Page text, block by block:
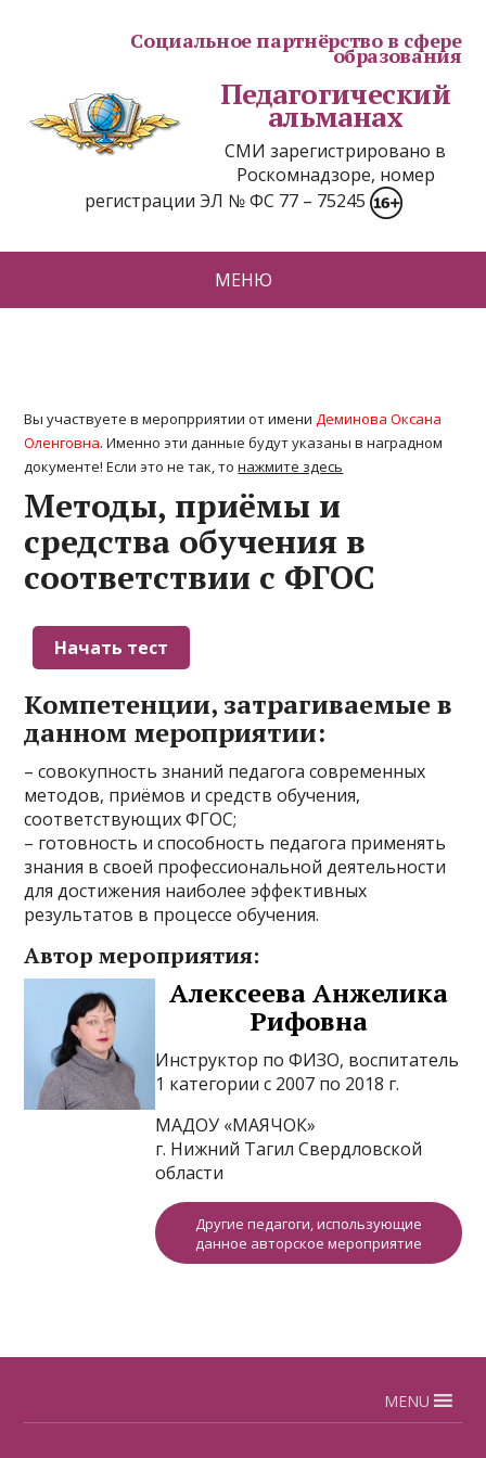
Социальное партнёрство в сфере
образования
Педагогический
альманах
СМИ зарегистрировано в
Роскомнадзоре, номер
регистрации ЭЛ № ФС 77 – 75245
МЕНЮ
Вы участвуете в меропрриятии от имениДеминова Оксана
Оленговна. Именно эти данные будут указаны в наградном
документе! Если это не так, тонажмите здесь
Методы, приёмы и
средства обучения в
соответствии с ФГОС
Компетенции, затрагиваемые в
данном мероприятии:
– совокупность знаний педагога современных
методов, приёмов и средств обучения,
соответствующих ФГОС;
– готовность и способность педагога применять
знания в своей профессиональной деятельности
для достижения наиболее эффективных
результатов в процессе обучения.
Автор мероприятия:
Алексеева Анжелика
Рифовна
Инструктор по ФИЗО, воспитатель
1 категории с 2007 по 2018 г.
МАДОУ «МАЯЧОК»
г. Нижний Тагил Свердловской
области
Другие педагоги, использующие
данное авторское мероприятие
MENU